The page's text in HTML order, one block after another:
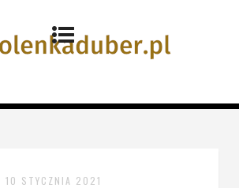
10 STYCZNIA 2021